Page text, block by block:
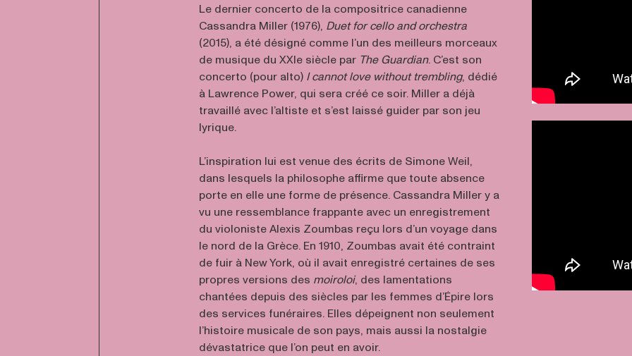
Le dernier concerto de la compositrice canadienne
Cassandra Miller (1976), Duet for cello and orchestra
(2015), a été désigné comme l’un des meilleurs morceaux
de musique du XXIe siècle par The Guardian. C’est son
concerto (pour alto) I cannot love without trembling, dédié
à Lawrence Power, qui sera créé ce soir. Miller a déjà
travaillé avec l’altiste et s’est laissé guider par son jeu
lyrique.
L’inspiration lui est venue des écrits de Simone Weil,
dans lesquels la philosophe affirme que toute absence
porte en elle une forme de présence. Cassandra Miller y a
vu une ressemblance frappante avec un enregistrement
du violoniste Alexis Zoumbas reçu lors d’un voyage dans
le nord de la Grèce. En 1910, Zoumbas avait été contraint
de fuir à New York, où il avait enregistré certaines de ses
propres versions des moiroloi, des lamentations
chantées depuis des siècles par les femmes d’Épire lors
des services funéraires. Elles dépeignent non seulement
l’histoire musicale de son pays, mais aussi la nostalgie
dévastatrice que l’on peut en avoir.